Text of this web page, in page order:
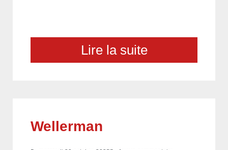
Lire la suite
Wellerman